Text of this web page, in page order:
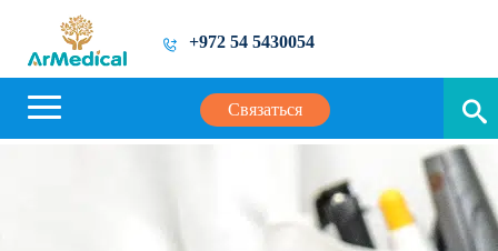
+972 54 5430054
Связаться